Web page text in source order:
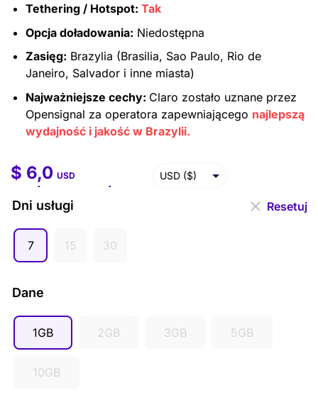
Tethering / Hotspot: Tak
Opcja doładowania: Niedostępna
Zasięg: Brazylia (Brasilia, Sao Paulo, Rio de
Janeiro, Salvador i inne miasta)
Najważniejsze cechy: Claro zostało uznane przez
Opensignal za operatora zapewniającego najlepszą
wydajność i jakość w Brazylii.
$ 6,0 –$ USD ($)
Dni usługi
7 15 30
Dane
1GB 2GB 3GB 5GB
10GB
Resetuj
$ 6,0 USD